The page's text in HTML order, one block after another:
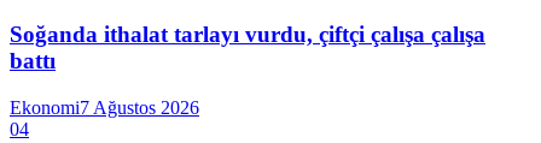
Soğanda ithalat tarlayı vurdu, çiftçi çalışa çalışa
battı
Ekonomi7 Ağustos 2026
04